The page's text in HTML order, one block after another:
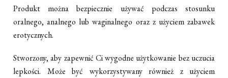
Produkt można bezpiecznie używać podczas stosunku
oralnego, analnego lub waginalnego oraz z użyciem zabawek
erotycznych.
Stworzony, aby zapewnić Ci wygodne użytkowanie bez uczucia
lepkości. Może być wykorzystywany również z użyciem